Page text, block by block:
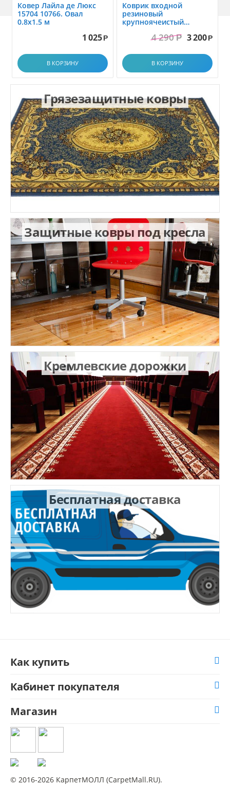
Ковер Лайла де Люкс
15704 10766. Овал
0.8x1.5 м
1 025 Р
В КОРЗИНУ
Коврик вxодной
резиновый
крупноячеистый
1.0x1.5 м4 290 Р 3 200 Р
В КОРЗИНУ
Грязезащитные ковры
Защитные ковры под кресла
Кремлевские дорожки
Бесплатная доставка
Как купить
Кабинет покупателя
Магазин
© 2016-2026 КарпетМОЛЛ (CarpetMall.RU).